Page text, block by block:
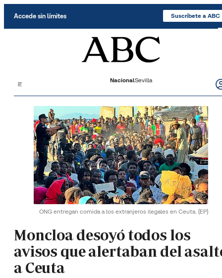
Accede sin límites Suscríbete a ABC
NacionalSevilla
ONG entregan comida a los extranjeros ilegales en Ceuta. (EP)
Moncloa desoyó todos los
avisos que alertaban del
a Ceuta